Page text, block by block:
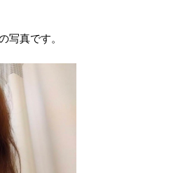
写真です。